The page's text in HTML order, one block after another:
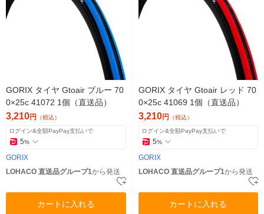
GORIX タイヤ Gtoair ブルー 70
0×25c 41072 1個（直送品）
3,210円 （税込）
ログイン&全額PayPay支払いで
5%
GORIX
LOHACO 直送品グループ1から発送
カートに入れる
GORIX タイヤ Gtoair レッド 70
0×25c 41069 1個（直送品）
3,210円 （税込）
ログイン&全額PayPay支払いで
5%
GORIX
LOHACO 直送品グループ1から発送
カートに入れる